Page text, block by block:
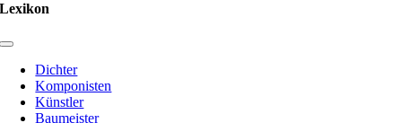
Lexikon
Toggle
Navigation
Dichter
Komponisten
Künstler
Baumeister